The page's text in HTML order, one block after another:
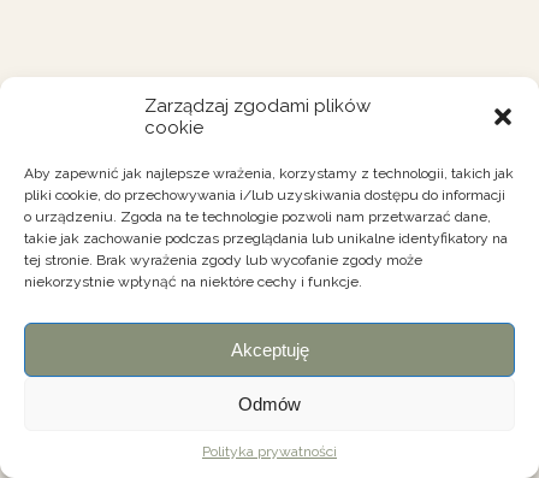
Zarządzaj zgodami plików
cookie
Aby zapewnić jak najlepsze wrażenia, korzystamy z technologii, takich jak
pliki cookie, do przechowywania i/lub uzyskiwania dostępu do informacji
o urządzeniu. Zgoda na te technologie pozwoli nam przetwarzać dane,
takie jak zachowanie podczas przeglądania lub unikalne identyfikatory na
tej stronie. Brak wyrażenia zgody lub wycofanie zgody może
niekorzystnie wpłynąć na niektóre cechy i funkcje.
Akceptuję
Odmów
Polityka prywatności